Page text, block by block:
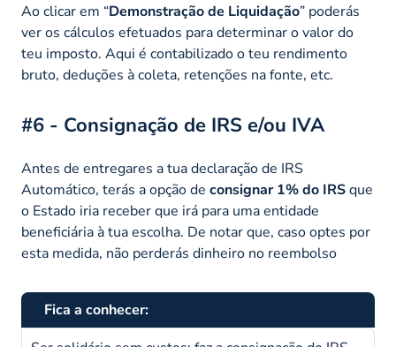
Ao clicar em “Demonstração de Liquidação” poderás
ver os cálculos efetuados para determinar o valor do
teu imposto. Aqui é contabilizado o teu rendimento
bruto, deduções à coleta, retenções na fonte, etc.
#6 - Consignação de IRS e/ou IVA
Antes de entregares a tua declaração de IRS
Automático, terás a opção de consignar 1% do IRSque
o Estado iria receber que irá para uma entidade
beneficiária à tua escolha. De notar que, caso optes por
esta medida, não perderás dinheiro no reembolso
Fica a conhecer: